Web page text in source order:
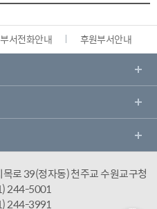
부서전화안내 후원부서안내
로 39(정자동) 천주교 수원교구청
244-5001
244-3991